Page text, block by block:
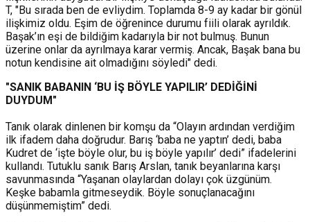
T, "Bu sırada ben de evliydim. Toplamda 8-9 ay kadar bir gönül
ilişkimiz oldu. Eşim de öğrenince durumu fiili olarak ayrıldık.
Başak’ın eşi de bildiğim kadarıyla bir not bulmuş. Bunun
üzerine onlar da ayrılmaya karar vermiş. Ancak, Başak bana bu
notun kendisine ait olmadığını söyledi" dedi.
"SANIK BABANIN ‘BU İŞ BÖYLE YAPILIR’ DEDİĞİNİ
DUYDUM"
Tanık olarak dinlenen bir komşu da “Olayın ardından verdiğim
ilk ifadem daha doğrudur. Barış ‘baba ne yaptın’ dedi, baba
Kudret de ‘işte böyle olur, bu iş böyle yapılır’ dedi” ifadelerini
kullandı. Tutuklu sanık Barış Arslan, tanık beyanlarına karşı
savunmasında “Yaşanan olaylardan dolayı çok üzgünüm.
Keşke babamla gitmeseydik. Böyle sonuçlanacağını
düşünmemiştim” dedi.